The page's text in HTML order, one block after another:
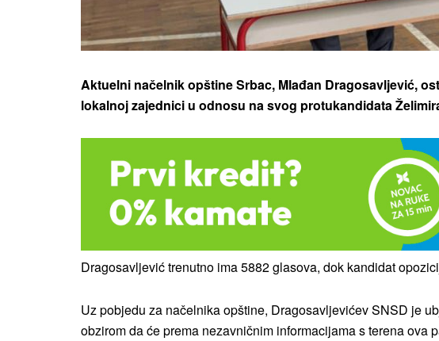
Aktuelni načelnik opštine Srbac, Mlađan Dragosavljević,
lokalnoj zajednici u odnosu na svog protukandidata
Dragosavljević trenutno ima 5882 glasova, dok kandidat
Uz pobjedu za načelnika opštine, Dragosavljevićev SNSD je
obzirom da će prema nezavničnim informacijama s terena ova